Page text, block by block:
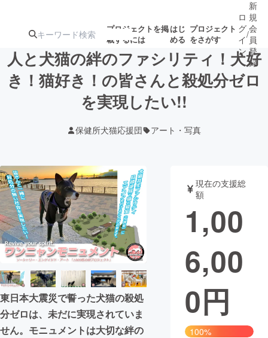
プロジェクトを掲
載するには
はじ
める
プロジェクト
をさがす
注目の新着プロ
ジェクト
募集終了が近いプ
テクノロジー・ガジェット
映像・映画 書籍・雑誌
ビジネス・起業 チャレンジ
まちづくり・地域活性化
CAMPFIRE for Social Good
CAMPFIRE Creation
ロ
グ
イ
ン
/
新
規
会
員
登
録
人と犬猫の絆のファシリティ！犬好
き！猫好き！の皆さんと殺処分ゼロ
を実現したい!!
保健所犬猫応援団 アート・写真
東日本大震災で誓った犬猫の殺処
分ゼロは、未だに実現されていま
せん。モニュメントは大切な絆の
現在の支援総
額
1,00
6,00
0円
100%